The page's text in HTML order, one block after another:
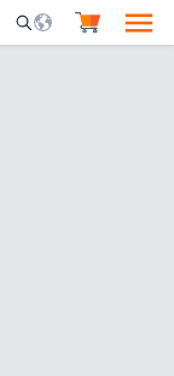
Mobile Search